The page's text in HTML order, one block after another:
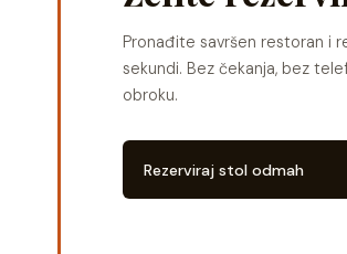
Pronađite savršen restoran i
sekundi. Bez čekanja, bez
obroku.
Rezerviraj stol odmah